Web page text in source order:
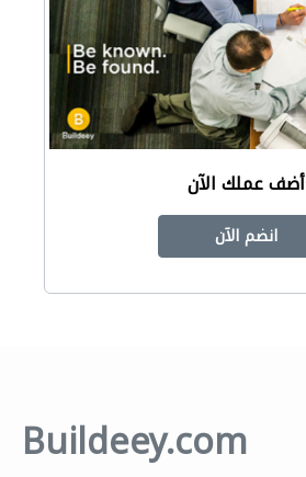
أضف عملك الآن
انضم الآن
Buildeey.com